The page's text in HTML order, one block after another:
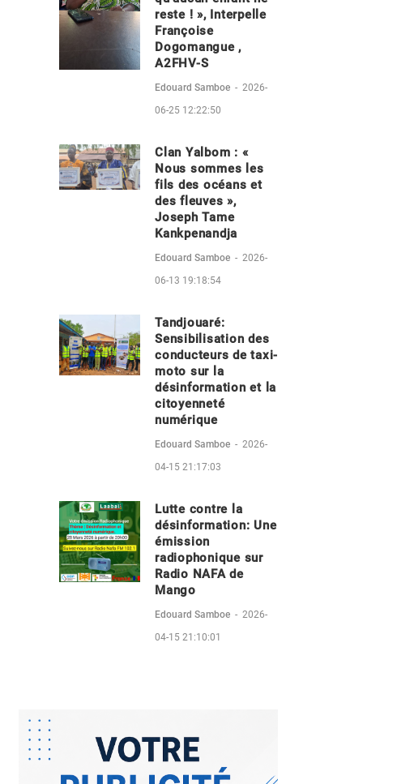
reste ! », Interpelle
Françoise
Dogomangue ,
A2FHV-S
Edouard Samboe - 2026-
06-25 12:22:50
Clan Yalbom : «
Nous sommes les
fils des océans et
des fleuves »,
Joseph Tame
Kankpenandja
Edouard Samboe - 2026-
06-13 19:18:54
Tandjouaré:
Sensibilisation des
conducteurs de taxi-
moto sur la
désinformation et la
citoyenneté
numérique
Edouard Samboe - 2026-
04-15 21:17:03
Lutte contre la
désinformation: Une
émission
radiophonique sur
Radio NAFA de
Mango
Edouard Samboe - 2026-
04-15 21:10:01